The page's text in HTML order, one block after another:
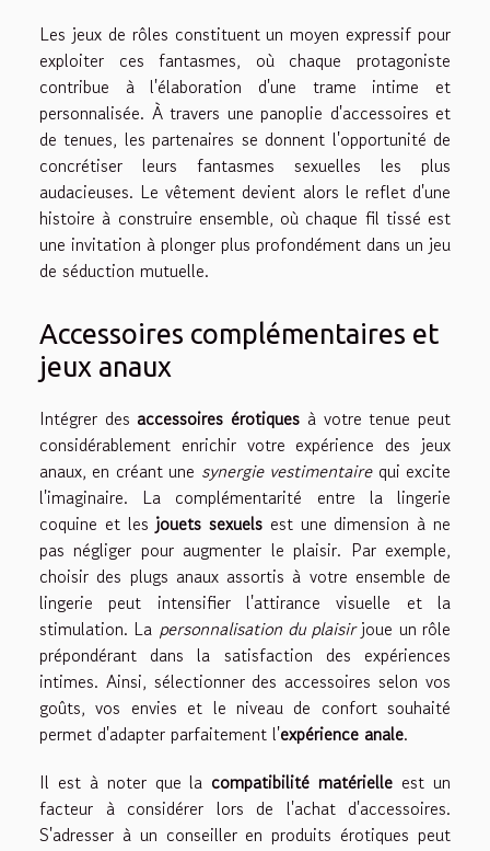
Les jeux de rôles constituent un moyen expressif pour
exploiter ces fantasmes, où chaque protagoniste
contribue à l'élaboration d'une trame intime et
personnalisée. À travers une panoplie d'accessoires et
de tenues, les partenaires se donnent l'opportunité de
concrétiser leurs fantasmes sexuelles les plus
audacieuses. Le vêtement devient alors le reflet d'une
histoire à construire ensemble, où chaque fil tissé est
une invitation à plonger plus profondément dans un jeu
de séduction mutuelle.
Accessoires complémentaires et
jeux anaux
Intégrer des accessoires érotiques à votre tenue peut
considérablement enrichir votre expérience des jeux
anaux, en créant une synergie vestimentairequi excite
l'imaginaire. La complémentarité entre la lingerie
coquine et les jouets sexuels est une dimension à ne
pas négliger pour augmenter le plaisir. Par exemple,
choisir des plugs anaux assortis à votre ensemble de
lingerie peut intensifier l'attirance visuelle et la
stimulation. La personnalisation du plaisirjoue un rôle
prépondérant dans la satisfaction des expériences
intimes. Ainsi, sélectionner des accessoires selon vos
goûts, vos envies et le niveau de confort souhaité
permet d'adapter parfaitement l'expérience anale.
Il est à noter que la compatibilité matérielle est un
facteur à considérer lors de l'achat d'accessoires.
S'adresser à un conseiller en produits érotiques peut